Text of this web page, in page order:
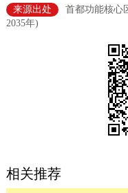
政策兑现
来源出处
首都功能核心
2035年)
相关推荐